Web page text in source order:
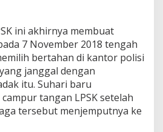
ini akhirnya membuat
7 November 2018 tengah
bertahan di kantor polisi
janggal dengan
itu. Suhari baru
tangan LPSK setelah
tersebut menjemputnya ke